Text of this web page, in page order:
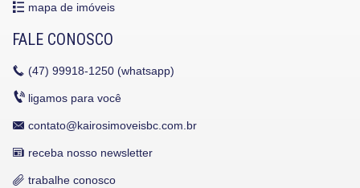
mapa de imóveis
FALE CONOSCO
(47) 99918-1250 (whatsapp)
ligamos para você
contato@kairosimoveisbc.com.br
receba nosso newsletter
trabalhe conosco